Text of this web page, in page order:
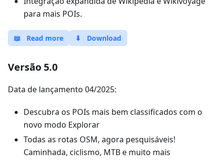
para mais POIs.
📖 Read more ⬇ Download
Versão 5.0
Data de lançamento 04/2025:
Descubra os POIs mais bem classificados com o
novo modo Explorar
Todas as rotas OSM, agora pesquisáveis!
Caminhada, ciclismo, MTB e muito mais